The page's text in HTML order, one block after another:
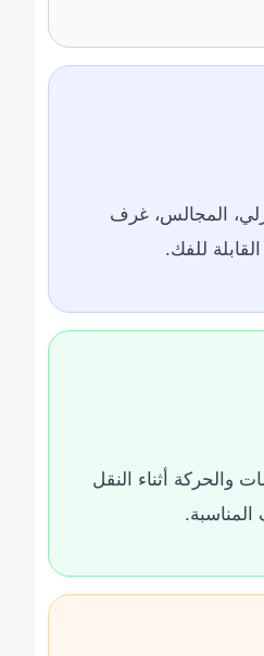
المجالس، غرف
للفك.
والحركة أثناء النقل